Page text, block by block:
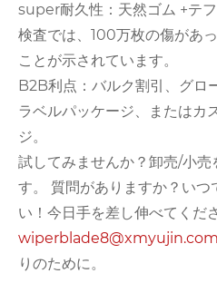
super耐久性：天然ゴム +テ
検査では、100万枚の傷があ
ことが示されています。
B2B利点：バルク割引、グロ
ラベルパッケージ、またはカ
ジ。
試してみませんか？卸売/小売
す。 質問がありますか？いつ
い！今日手を差し伸べてくだ
wiperblade8@xmyujin.com
りの​​ために。